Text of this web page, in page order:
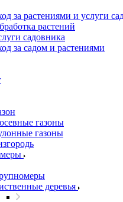
за растениями и услуги
растений
садовника
за садом и растениями
газоны
газоны
деревья